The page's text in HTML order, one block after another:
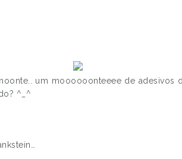
um moooooonteeee de adesivos
^_^